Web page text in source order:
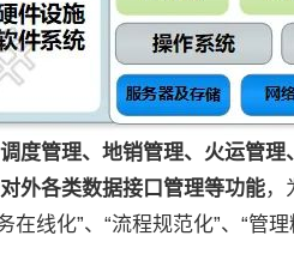
度管理、地销管理、火运管
外各类数据接口管理等功能，
线化”、“流程规范化”、“管理